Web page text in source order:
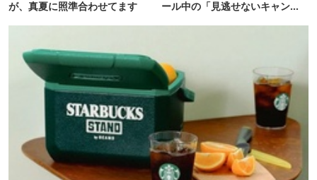
が、真夏に照準合わせてます
ール中の「見逃せないキャンプ